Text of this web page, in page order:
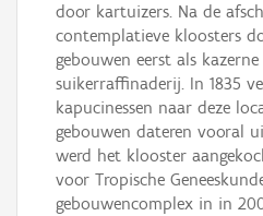
door kartuizers. Na de
contemplatieve kloosters
gebouwen eerst als
suikerraffinaderij. In 1835
kapucinessen naar deze
gebouwen dateren vooral
werd het klooster
voor Tropische
gebouwencomplex in in